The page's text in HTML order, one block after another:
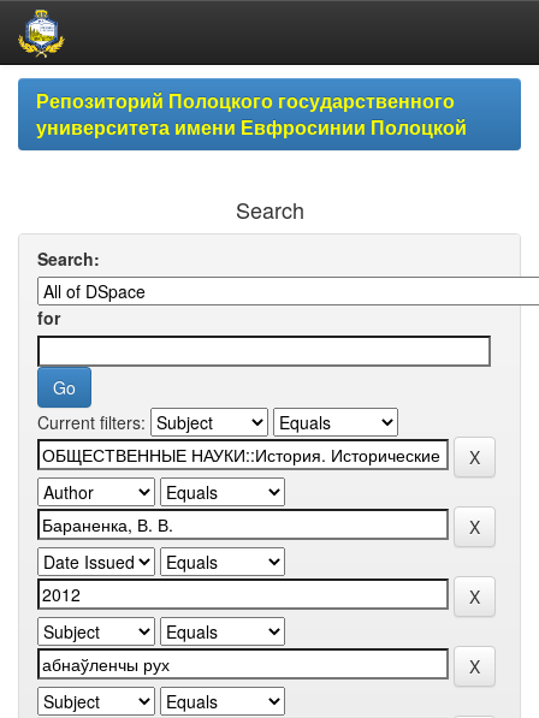
Skip
navigationРепозиторий Полоцкого государственного
университета имени Евфросинии Полоцкой
Search
Search:
for
Current filters: